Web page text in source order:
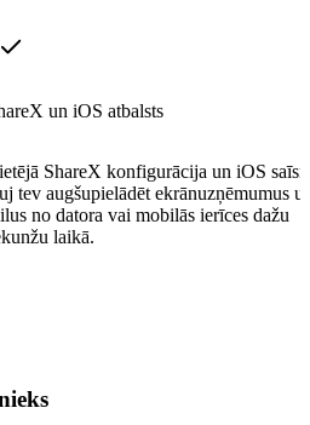
un iOS atbalsts
ShareX konfigurācija un iOS
tev augšupielādēt ekrānuzņēmumus
no datora vai mobilās ierīces dažu
laikā.